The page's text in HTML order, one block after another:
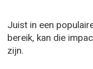
Juist in een
bereik, kan die
zijn.